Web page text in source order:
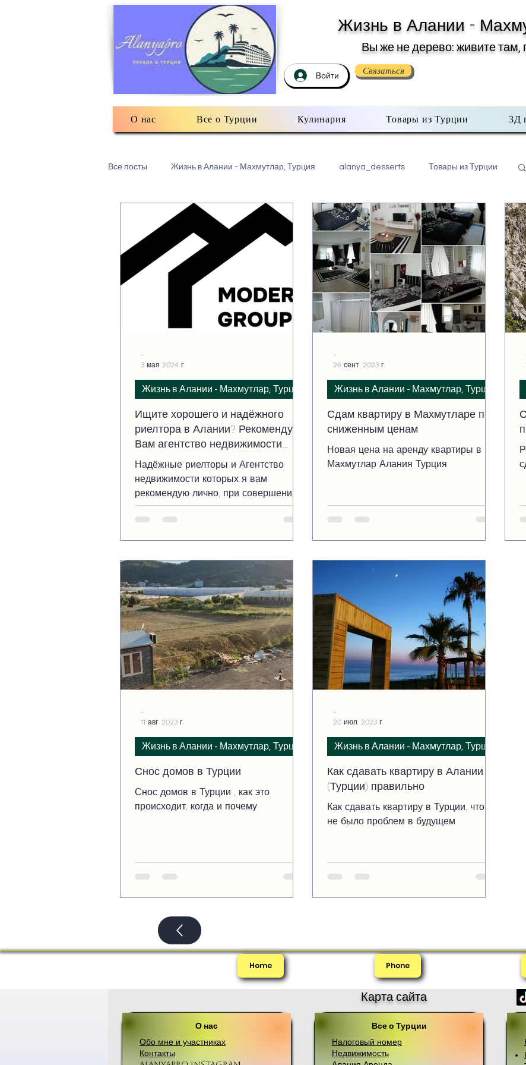
Жизнь в Алании -
Вы же не дерево: живите там,
Войти Связаться
О нас Все о Турции Кулинария Товары из Турции 3Д
Все посты Жизнь в Алании - Махмутлар, Турция alanya_desserts Товары из Турции
Турецкий текстиль Разное: обо всем помаленьку Недвижимость в Турции
Есть мнение 3Д печать в Махмутлар
Ищите хорошего и надёжного
риелтора в Алании? Рекомендую
Вам агентство недвижимости
Modern Group
Надёжные риелторы и Агентство
недвижимости которых я вам
рекомендую лично, при совершении
операций с недвижимостью на
территории Алании ТР
Жизнь в Алании - Махмутлар, Турция
-
3 мая 2024 г.
Сдам квартиру в Махмутларе по
сниженным ценам
Новая цена на аренду квартиры в
Махмутлар Алания Турция
Жизнь в Алании - Махмутлар, Турция
-
26 сент. 2023 г.
Снос домов в Турции
Снос домов в Турции , как это
происходит, когда и почему
Жизнь в Алании - Махмутлар, Турция
-
11 авг. 2023 г.
Как сдавать квартиру в Алании
(Турции) правильно
Как сдавать квартиру в Турции, чтобы
не было проблем в будущем
Жизнь в Алании - Махмутлар, Турция
-
20 июл. 2023 г.
Home Phone
Карта сайта
О нас
Обо мне и участниках
Контакты
Все о Турции
Налоговый номер
Недвижимость